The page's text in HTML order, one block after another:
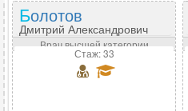
Болотов
Дмитрий Александрович
Врач высшей категории
Стаж: 33